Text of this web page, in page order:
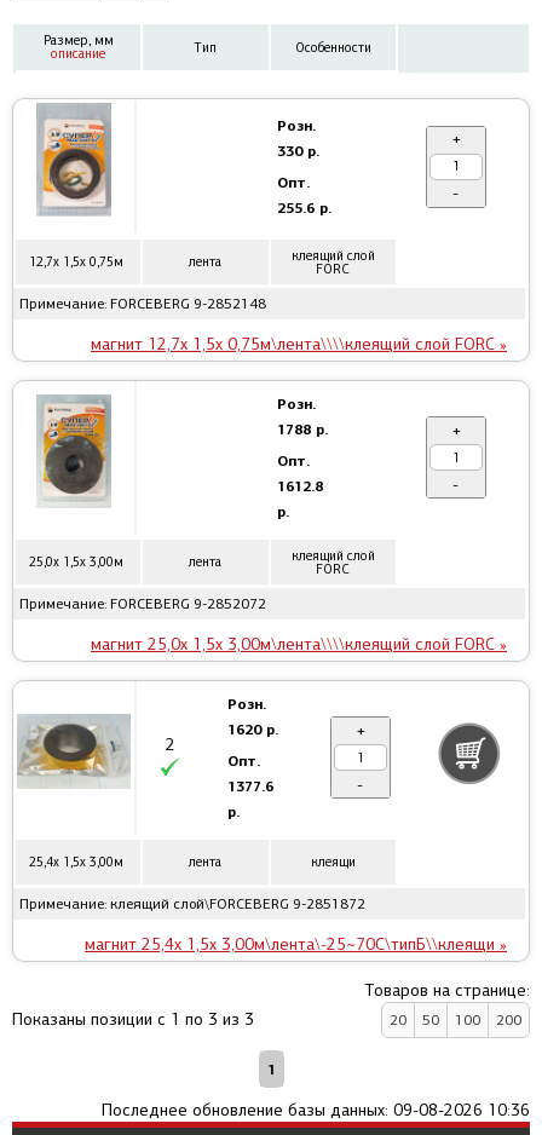
Размер, мм
описание
Тип Особенности
12,7x 1,5x 0,75м лента
клеящий слой
FORC
Примечание: FORCEBERG 9-2852148
магнит 12,7x 1,5x 0,75м\лента\\\\клеящий слой FORC »
Розн.
330 р.
Опт.
255.6 р.
+
-
25,0x 1,5x 3,00м лента
клеящий слой
FORC
Примечание: FORCEBERG 9-2852072
магнит 25,0x 1,5x 3,00м\лента\\\\клеящий слой FORC »
Розн.
1788 р.
Опт.
1612.8
р.
+
-
25,4x 1,5x 3,00м лента клеящи
Примечание: клеящий слой\FORCEBERG 9-2851872
магнит 25,4x 1,5x 3,00м\лента\-25~70C\типБ\\клеящи »
2
Розн.
1620 р.
Опт.
1377.6
р.
+
-
Показаны позиции с 1 по 3 из 3
Товаров на странице:
20 50 100 200
1
Последнее обновление базы данных: 09-08-2026 10:36